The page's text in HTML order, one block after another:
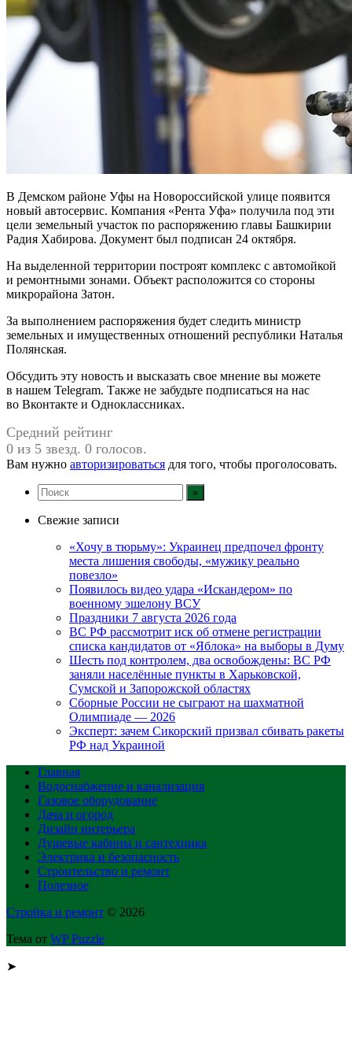
В Демском районе Уфы на Новороссийской улице появится
новый автосервис. Компания «Рента Уфа» получила под эти
цели земельный участок по распоряжению главы Башкирии
Радия Хабирова. Документ был подписан 24 октября.
На выделенной территории построят комплекс с автомойкой
и ремонтными зонами. Объект расположится со стороны
микрорайона Затон.
За выполнением распоряжения будет следить министр
земельных и имущественных отношений республики Наталья
Полянская.
Обсудить эту новость и высказать свое мнение вы можете
в нашем Telegram. Также не забудьте подписаться на нас
во Вконтакте и Одноклассниках.
Средний рейтинг
0 из 5 звезд. 0 голосов.
Вам нужно авторизироваться для того, чтобы проголосовать.
Свежие записи
«Хочу в тюрьму»: Украинец предпочел фронту
места лишения свободы, «мужику реально
повезло»
Появилось видео удара «Искандером» по
военному эшелону ВСУ
Праздники 7 августа 2026 года
ВС РФ рассмотрит иск об отмене регистрации
списка кандидатов от «Яблока» на выборы в Думу
Шесть под контролем, два освобождены: ВС РФ
заняли населённые пункты в Харьковской,
Сумской и Запорожской областях
Сборные России не сыграют на шахматной
Олимпиаде — 2026
Эксперт: зачем Сикорский призвал сбивать ракеты
РФ над Украиной
Главная
Водоснабжение и канализация
Газовое оборудование
Дача и огород
Дизайн интерьера
Душевые кабины и сантехника
Электрика и безопасность
Строительство и ремонт
Полезное
Стройка и ремонт © 2026
Тема от WP Puzzle
➤